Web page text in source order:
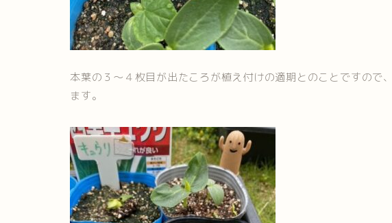
本葉の３～４枚目が出たころが植え付けの適期とのことですので
ます。